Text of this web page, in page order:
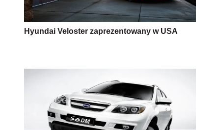
Hyundai Veloster zaprezentowany w USA